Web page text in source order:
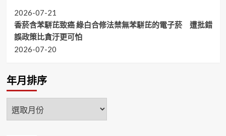
2026-07-21
香菸含苯駢芘致癌 綠白合修法禁無苯駢芘的電子菸 遭批錯
誤政策比貪汙更可怕
2026-07-20
年月排序
年
月